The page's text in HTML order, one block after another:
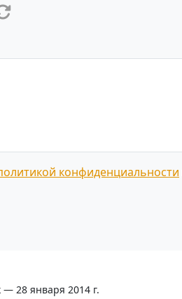
конфиденциальности
28 января 2014 г.